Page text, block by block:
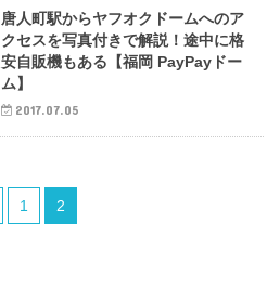
唐人町駅からヤフオクドームへのア
クセスを写真付きで解説！途中に格
安自販機もある【福岡 PayPayドー
ム】
2017.07.05
1 2